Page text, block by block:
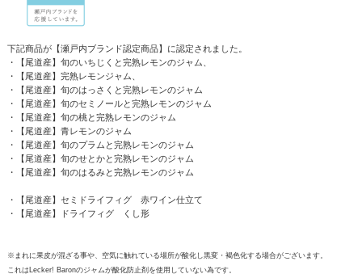
下記商品が【瀬戸内ブランド認定商品】に認定されました。
・【尾道産】旬のいちじくと完熟レモンのジャム、
・【尾道産】完熟レモンジャム、
・【尾道産】旬のはっさくと完熟レモンのジャム
・【尾道産】旬のセミノールと完熟レモンのジャム
・【尾道産】旬の桃と完熟レモンのジャム
・【尾道産】青レモンのジャム
・【尾道産】旬のプラムと完熟レモンのジャム
・【尾道産】旬のせとかと完熟レモンのジャム
・【尾道産】旬のはるみと完熟レモンのジャム
・【尾道産】セミドライフィグ 赤ワイン仕立て
・【尾道産】ドライフィグ くし形
※まれに果皮が混ざる事や、空気に触れている場所が酸化し黒変・褐色化する場合がございます。
これはLecker! Baronのジャムが酸化防止剤を使用していない為です。